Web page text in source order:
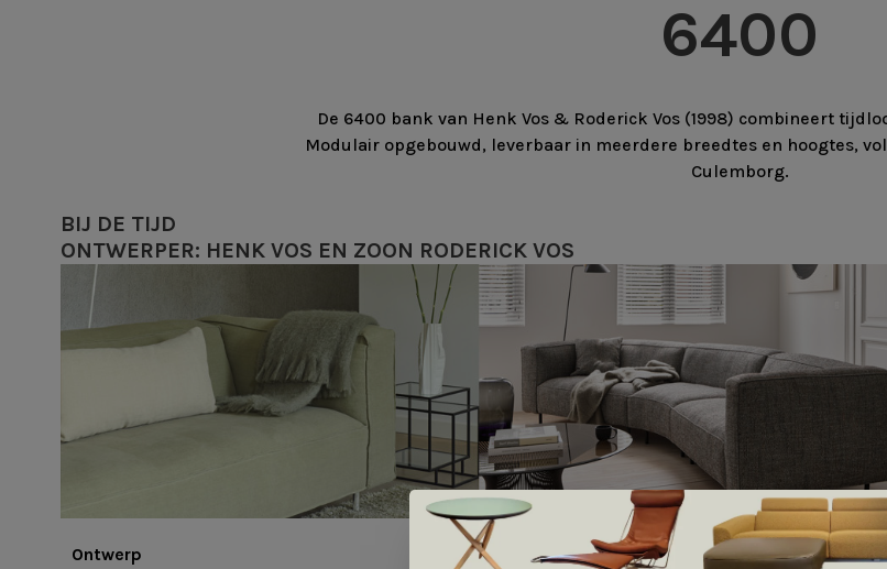
6400
De 6400 bank van Henk Vos & Roderick Vos (1998) combineert
Modulair opgebouwd, leverbaar in meerdere breedtes en hoogtes,
Culemborg.
BIJ DE TIJD
ONTWERPER: HENK VOS EN ZOON RODERICK VOS
Ontwerp
Bijzonderheden